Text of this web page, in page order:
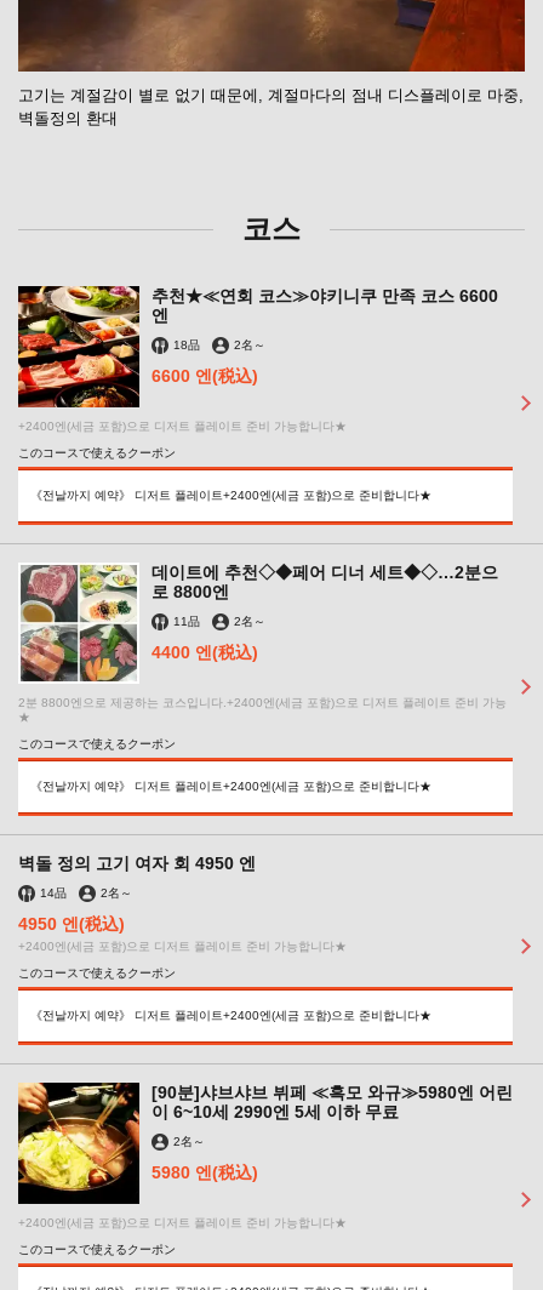
고기는 계절감이 별로 없기 때문에, 계절마다의 점내 디스플레이로 마중,
벽돌정의 환대
코스
추천★≪연회 코스≫야키니쿠 만족 코스 6600
엔
18品 2名 ～
6600 엔(税込)
+2400엔(세금 포함)으로 디저트 플레이트 준비 가능합니다★
このコースで使えるクーポン
《전날까지 예약》 디저트 플레이트+2400엔(세금 포함)으로 준비합니다★
데이트에 추천◇◆페어 디너 세트◆◇…2분으
로 8800엔
11品 2名 ～
4400 엔(税込)
2분 8800엔으로 제공하는 코스입니다.+2400엔(세금 포함)으로 디저트 플레이트 준비 가능
★
このコースで使えるクーポン
《전날까지 예약》 디저트 플레이트+2400엔(세금 포함)으로 준비합니다★
벽돌 정의 고기 여자 회 4950 엔
14品 2名 ～
4950 엔(税込)
+2400엔(세금 포함)으로 디저트 플레이트 준비 가능합니다★
このコースで使えるクーポン
《전날까지 예약》 디저트 플레이트+2400엔(세금 포함)으로 준비합니다★
[90분]샤브샤브 뷔페 ≪흑모 와규≫5980엔 어린
이 6~10세 2990엔 5세 이하 무료
2名 ～
5980 엔(税込)
+2400엔(세금 포함)으로 디저트 플레이트 준비 가능합니다★
このコースで使えるクーポン